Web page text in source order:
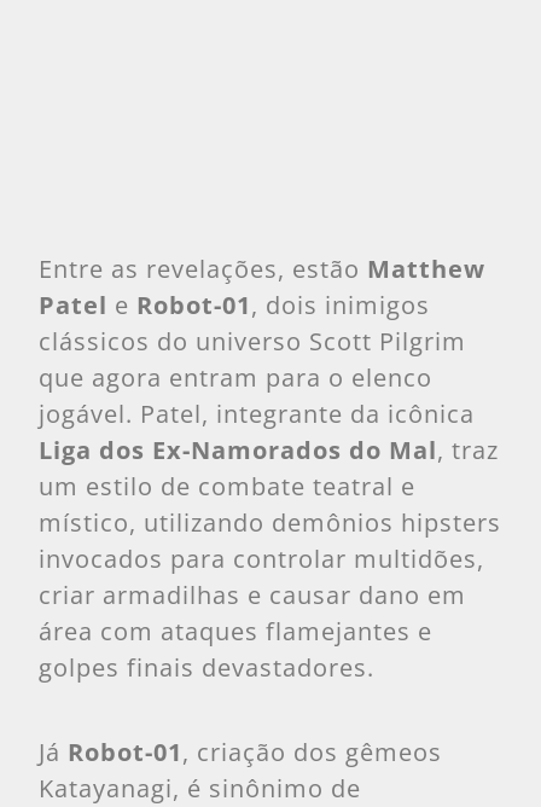
Entre as revelações, estão Matthew
Patel e Robot-01, dois inimigos
clássicos do universo Scott Pilgrim
que agora entram para o elenco
jogável. Patel, integrante da icônica
Liga dos Ex-Namorados do Mal, traz
um estilo de combate teatral e
místico, utilizando demônios hipsters
invocados para controlar multidões,
criar armadilhas e causar dano em
área com ataques flamejantes e
golpes finais devastadores.
Já Robot-01, criação dos gêmeos
Katayanagi, é sinônimo de